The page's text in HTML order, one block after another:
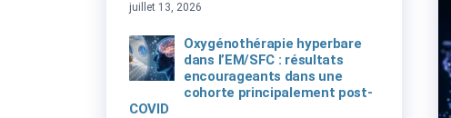
juillet 13, 2026
Oxygénothérapie hyperbare
dans l’EM/SFC : résultats
encourageants dans une
cohorte principalement post-
COVID